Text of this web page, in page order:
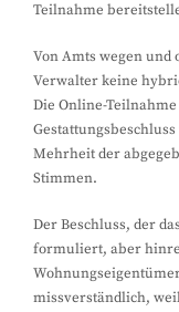
Teilnahme
Von Amts wegen und
Verwalter keine
Die Online-
Mehrheit der
Stimmen.
Der Beschluss, der
formuliert, aber
missverständlich,